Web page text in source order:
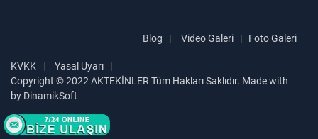
Blog Video Galeri Foto Galeri
KVKK
Yasal Uyarı
Copyright © 2022 AKTEKİNLER Tüm Hakları Saklıdır. Made with
by DinamikSoft